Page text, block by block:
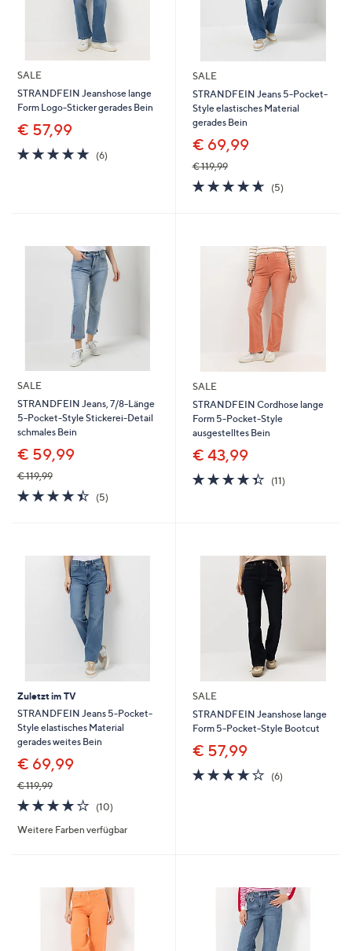
SALE
STRANDFEIN Jeanshose lange
Form Logo-Sticker gerades Bein
€ 57,99
4.7
von
(6)6
SALE
STRANDFEIN Jeans 5-Pocket-
Style elastisches Material
gerades Bein
€ 69,99
€ 119,99
4.6
von
(5)5
SALE
STRANDFEIN Jeans, 7/8-Länge
5-Pocket-Style Stickerei-Detail
schmales Bein
€ 59,99
€ 119,99
4.4
von
(5)5
SALE
STRANDFEIN Cordhose lange
Form 5-Pocket-Style
ausgestelltes Bein
€ 43,99
4.4
von
(11)11
Zuletzt im TV
STRANDFEIN Jeans 5-Pocket-
Style elastisches Material
gerades weites Bein
€ 69,99
€ 119,99
4.2
von
5
(10)
Weitere Farben verfügbar
SALE
STRANDFEIN Jeanshose lange
Form 5-Pocket-Style Bootcut
€ 57,99
4.2
von
(6)6